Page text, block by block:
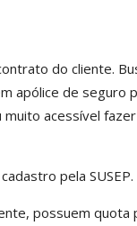
do cliente.
apólice de seguro
acessível
pela SUSEP.
possuem quota